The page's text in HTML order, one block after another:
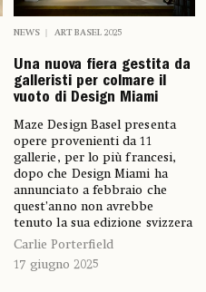
NEWS ART BASEL 2025
Una nuova fiera gestita da
galleristi per colmare il
vuoto di Design Miami
Maze Design Basel presenta
opere provenienti da 11
gallerie, per lo più francesi,
dopo che Design Miami ha
annunciato a febbraio che
quest’anno non avrebbe
tenuto la sua edizione svizzera
Carlie Porterfield
17 giugno 2025